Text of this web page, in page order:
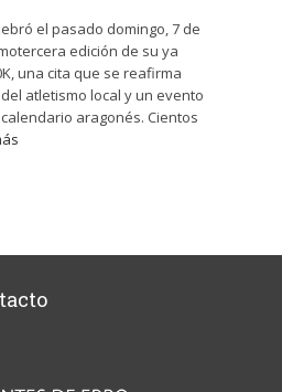
el pasado domingo, 7 de
edición de su ya
una cita que se reafirma
atletismo local y un evento
aragonés. Cientos